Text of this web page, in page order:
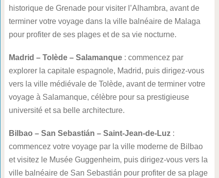
historique de Grenade pour visiter l’Alhambra, avant de
terminer votre voyage dans la ville balnéaire de Malaga
pour profiter de ses plages et de sa vie nocturne.
Madrid – Tolède – Salamanque: commencez par
explorer la capitale espagnole, Madrid, puis dirigez-vous
vers la ville médiévale de Tolède, avant de terminer votre
voyage à Salamanque, célèbre pour sa prestigieuse
université et sa belle architecture.
Bilbao – San Sebastián – Saint-Jean-de-Luz:
commencez votre voyage par la ville moderne de Bilbao
et visitez le Musée Guggenheim, puis dirigez-vous vers la
ville balnéaire de San Sebastián pour profiter de sa plage